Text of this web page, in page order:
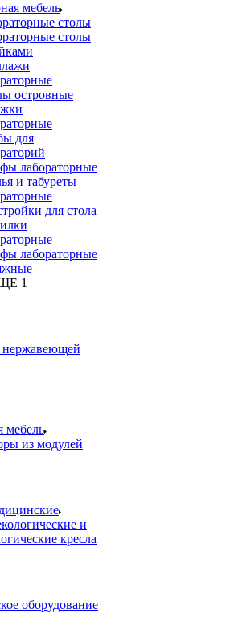
мебель
столы
столы
островные
для
лабораторные
и табуреты
для стола
лабораторные
1
нержавеющей
мебель
из модулей
и
кресла
оборудование